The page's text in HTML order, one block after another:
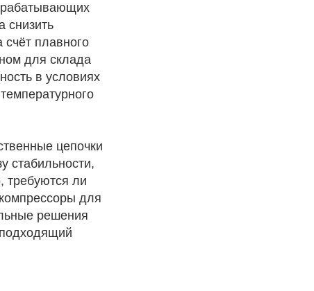
снизить
плавного
для склада
в условиях
цепочки
стабильности,
требуются ли
для
решения